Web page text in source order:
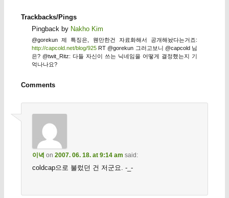
Trackbacks/Pings
Pingback by Nakho Kim
@gorekun 제 특징은, 웬만한건 자료화해서 공개해놨다는거죠:
http://capcold.net/blog/925RT @gorekun 그러고보니 @capcold 님
은? @twit_Ritz: 다들 자신이 쓰는 닉네임을 어떻게 결정했는지 기
억나나요?
Comments
이녁 on 2007. 06. 18. at 9:14 am said:
coldcap으로 불렀던 건 저군요. -_-